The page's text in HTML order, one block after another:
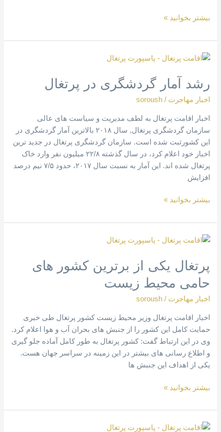
بیشتر بخوانید »
رشد آمار گردشگری در پرتغال
اخبار مهاجرت /
soroush
اخبار اقامت پرتغال به لطف مدیریت و سیاست های عالی
سازمان گردشگری پرتغال, سال ۲۰۱۸ بالاترین آمار گردشگری در
این کشورثبت شده است. سازمان گردشگری پرتغال در جدید ترین
اخبار خود اعلام کرد، در سال گذشته ۲۲/۸ میلیون نفر وارد خاک
پرتغال شده اند. این آمار به نسبت سال ۲۰۱۷، حدود ۷/۵ نیم درصد
افزایش
رشد
گردشگری
در
پرتغال
بیشتر بخوانید »
پرتغال یکی از برترین کشور های
حامی محیط زیست
اخبار مهاجرت /
soroush
اخبار اقامت پرتغال وزیر محیط زیست کشور پرتغال طی خبری
حمایت کامل این کشور را از جنبش های بحران آب و هوا اعلام کرد.
وی در این ارتباط گفت: کشور پرتغال به طور کامل آماده جلو گیری
و اطلاع رسانی های بیشتر در این زمینه در سراسر جهان هست.
یکی از اهداف این جنبش ها
پرتغال
برترین
کشور
های
محیط
زیست
بیشتر بخوانید »
ثبت